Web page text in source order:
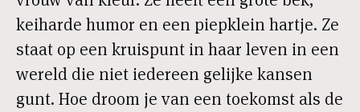
keiharde humor en een piepklein hartje. Ze
staat op een kruispunt in haar leven in een
wereld die niet iedereen gelijke kansen
gunt. Hoe droom je van een toekomst als de